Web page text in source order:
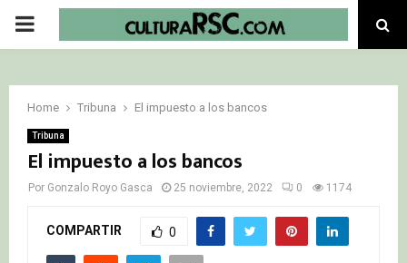
PRIMARY
Home Tribuna El impuesto a los bancos
Tribuna
El impuesto a los bancos
Por Gonzalo Royo Gasca 25 noviembre, 2022 0 1174
COMPARTIR 0